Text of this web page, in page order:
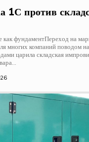
1С против
как фундаментПереход на
многих компаний поводом
царила складская